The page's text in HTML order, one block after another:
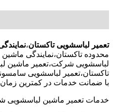
تعمیر لباسشویی تاکستان،
محدوده تاکستان،نمایندگی
لباسشویی شرکت،تعمیر ماشین
تاکستان،تعمیر لباسشویی
با ضمانت خدمات در کمترین
خدمات تعمیر ماشین لباسشویی